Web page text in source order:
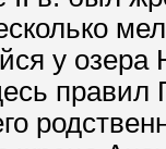
у
правил